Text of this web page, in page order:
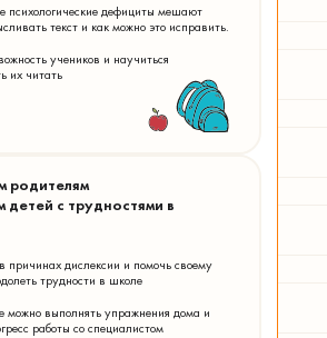
психологические дефициты мешают
текст и как можно это исправить.
учеников и научиться
их читать
родителям
детей с трудностями в
причинах дислексии и помочь своему
трудности в школе
можно выполнять упражнения дома и
работы со специалистом